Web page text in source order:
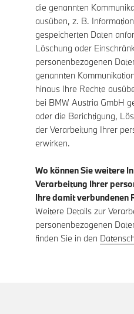
die genannten
ausüben, z. B.
gespeicherten Daten
Löschung oder
personenbezogenen
genannten
hinaus Ihre Rechte
bei BMW Austria GmbH
oder die Berichtigung,
der Verarbeitung Ihrer
erwirken.
Wo können Sie weitere
Verarbeitung Ihrer
Ihre damit verbundenen
Weitere Details zur
personenbezogenen
finden Sie in den